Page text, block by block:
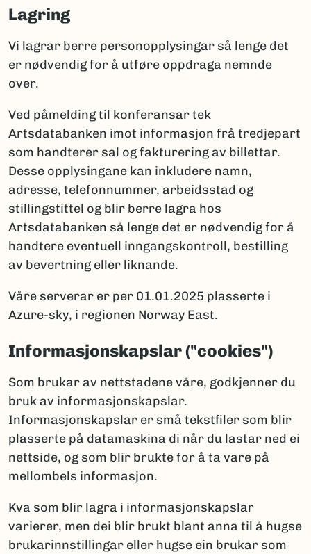
Lagring
Vi lagrar berre personopplysingar så lenge det
er nødvendig for å utføre oppdraga nemnde
over.
Ved påmelding til konferansar tek
Artsdatabanken imot informasjon frå tredjepart
som handterer sal og fakturering av billettar.
Desse opplysingane kan inkludere namn,
adresse, telefonnummer, arbeidsstad og
stillingstittel og blir berre lagra hos
Artsdatabanken så lenge det er nødvendig for å
handtere eventuell inngangskontroll, bestilling
av bevertning eller liknande.
Våre serverar er per 01.01.2025 plasserte i
Azure-sky, i regionen Norway East.
Informasjonskapslar ("cookies")
Som brukar av nettstadene våre, godkjenner du
bruk av informasjonskapslar.
Informasjonskapslar er små tekstfiler som blir
plasserte på datamaskina di når du lastar ned ei
nettside, og som blir brukte for å ta vare på
mellombels informasjon.
Kva som blir lagra i informasjonskapslar
varierer, men dei blir brukt blant anna til å hugse
brukarinnstillingar eller hugse ein brukar som